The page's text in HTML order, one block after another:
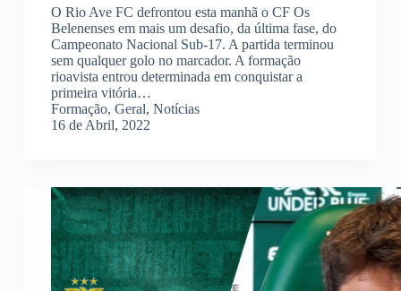
O Rio Ave FC defrontou esta manhã o CF Os
Belenenses em mais um desafio, da última fase, do
Campeonato Nacional Sub-17. A partida terminou
sem qualquer golo no marcador. A formação
rioavista entrou determinada em conquistar a
primeira vitória…
Formação, Geral, Notícias
16 de Abril, 2022